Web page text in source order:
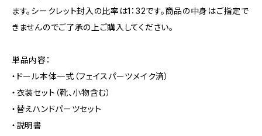
ます。シークレット封入の比率は1：32です。商品の中身はご指定で
きませんのでご了承の上ご購入してください。
単品内容：
・ドール本体一式（フェイスパーツメイク済）
・衣装セット（靴、小物含む）
・替えハンドパーツセット
・説明書